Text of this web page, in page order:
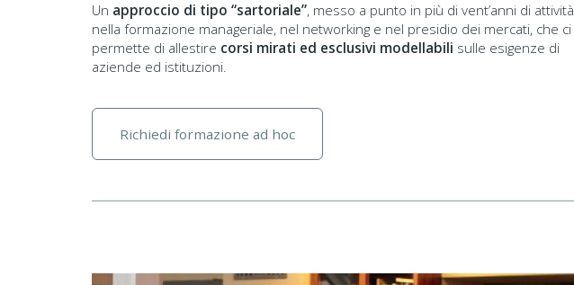
Un approccio di tipo “sartoriale”, messo a punto in più di vent’anni di attività
nella formazione manageriale, nel networking e nel presidio dei mercati, che ci
permette di allestire corsi mirati ed esclusivi modellabili sulle esigenze di
aziende ed istituzioni.
Richiedi formazione ad hoc